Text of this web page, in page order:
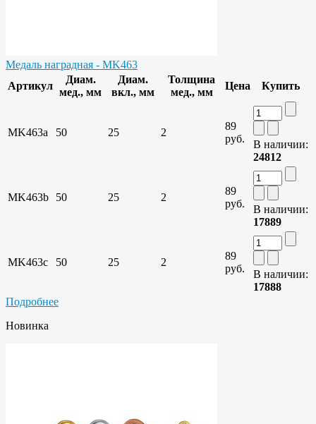
Медаль наградная - MK463
Артикул
Диам.
мед., мм
Диам.
вкл., мм
Толщина
мед., мм
Цена Купить
MK463a 50 25 2
89
руб.
В наличии:
24812
MK463b 50 25 2
89
руб.
В наличии:
17889
MK463c 50 25 2
89
руб.
В наличии:
17888
Подробнее
Новинка